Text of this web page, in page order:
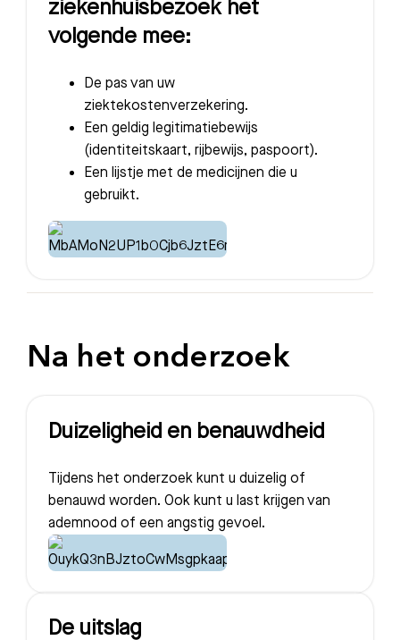
Meest gezocht:
Afspraak maken
Afdelingen
ziekenhuisbezoek het
volgende mee:
De pas van uw
ziektekostenverzekering.
Een geldig legitimatiebewijs
(identiteitskaart, rijbewijs, paspoort).
Een lijstje met de medicijnen die u
gebruikt.
Na het onderzoek
Duizeligheid en benauwdheid
Tijdens het onderzoek kunt u duizelig of
benauwd worden. Ook kunt u last krijgen van
ademnood of een angstig gevoel.
De uitslag